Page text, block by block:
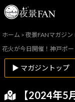
ホーム >夜景FANマガジン
花火が今日開催！神戸ポ
▶ マガジントップ
【2024年5